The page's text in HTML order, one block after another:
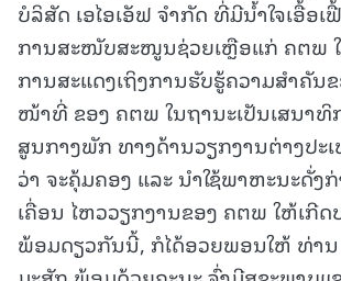
ບໍລິສັດ ເອໄອເອັຟ ຈຳກັດ ທີ່ມີນໍ້າໃຈເອື້ອ
ການສະໜັບສະໜູນຊ່ວຍເຫຼືອແກ່ ຄຕພ ໃ
ການສະແດງເຖິງການຮັບຮູ້ຄວາມສຳຄັນ
ໜ້າທີ່ ຂອງ ຄຕພ ໃນຖານະເປັນເສນາທິ
ສູນກາງພັກ ທາງດ້ານວຽກງານຕ່າງປະເ
ວ່າ ຈະຄຸ້ມຄອງ ແລະ ນຳໃຊ້ພາຫະນະດັ່ງກ່
ເຄື່ອນ ໄຫວວຽກງານຂອງ ຄຕພ ໃຫ້ເກີ
ພ້ອມດຽວກັນນີ້, ກໍໄດ້ອວຍພອນໃຫ້ ທ່າ